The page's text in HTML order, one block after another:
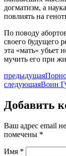
догматизм, а
повлиять на
По поводу
своего будущего
эта «мать» убьет
мучить его при
предыдущая
следующаяВоин
Добавить
Ваш адрес email
помечены *
Имя *